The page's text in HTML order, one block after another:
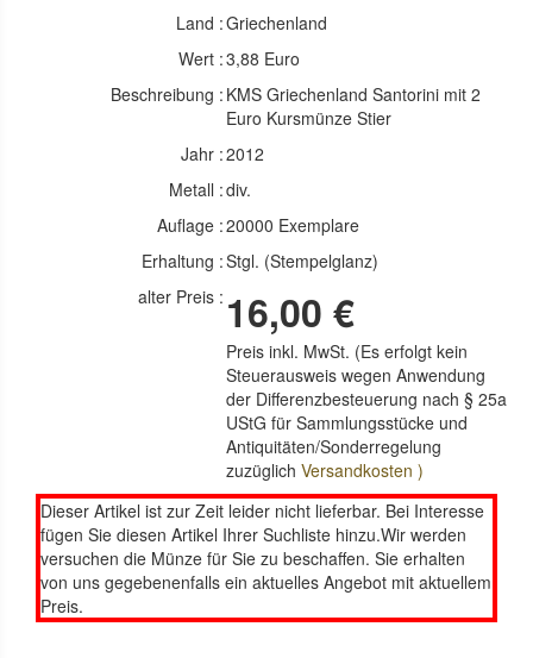
Land :Griechenland
Wert :3,88 Euro
Beschreibung : KMS Griechenland Santorini mit 2
Euro Kursmünze Stier
Jahr :2012
Metall :div.
Auflage :20000 Exemplare
Erhaltung :Stgl. (Stempelglanz)
alter Preis : 16,00 €
Preis inkl. MwSt. (Es erfolgt kein
Steuerausweis wegen Anwendung
der Differenzbesteuerung nach § 25a
UStG für Sammlungsstücke und
Antiquitäten/Sonderregelung
zuzüglichVersandkosten )
Dieser Artikel ist zur Zeit leider nicht lieferbar. Bei Interesse
fügen Sie diesen Artikel Ihrer Suchliste hinzu.Wir werden
versuchen die Münze für Sie zu beschaffen. Sie erhalten
von uns gegebenenfalls ein aktuelles Angebot mit aktuellem
Preis.